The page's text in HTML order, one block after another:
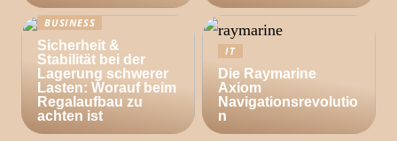
BUSINESS
Sicherheit &
Stabilität bei der
Lagerung schwerer
Lasten: Worauf beim
Regalaufbau zu
achten ist
IT
Die Raymarine
Axiom
Navigationsrevolutio
n